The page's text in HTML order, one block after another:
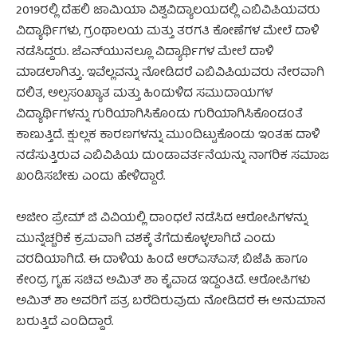
2019ರಲ್ಲಿ ದೆಹಲಿ ಜಾಮಿಯಾ ವಿಶ್ವವಿದ್ಯಾಲಯದಲ್ಲಿ ಎಬಿವಿಪಿಯವರು
ವಿದ್ಯಾರ್ಥಿಗಳು, ಗ್ರಂಥಾಲಯ ಮತ್ತು ತರಗತಿ ಕೋಣೆಗಳ ಮೇಲೆ ದಾಳಿ
ನಡೆಸಿದ್ದರು. ಜೆಎನ್‌ಯುನಲ್ಲೂ ವಿದ್ಯಾರ್ಥಿಗಳ ಮೇಲೆ ದಾಳಿ
ಮಾಡಲಾಗಿತ್ತು. ಇವೆಲ್ಲವನ್ನು ನೋಡಿದರೆ ಎಬಿವಿಪಿಯವರು ನೇರವಾಗಿ
ದಲಿತ, ಅಲ್ಪಸಂಖ್ಯಾತ ಮತ್ತು ಹಿಂದುಳಿದ ಸಮುದಾಯಗಳ
ವಿದ್ಯಾರ್ಥಿಗಳನ್ನು ಗುರಿಯಾಗಿಸಿಕೊಂಡು ಗುರಿಯಾಗಿಸಿಕೊಂಡಂತೆ
ಕಾಣುತ್ತಿದೆ. ಕ್ಷುಲ್ಲಕ ಕಾರಣಗಳನ್ನು ಮುಂದಿಟ್ಟುಕೊಂಡು ಇಂತಹ ದಾಳಿ
ನಡೆಸುತ್ತಿರುವ ಎಬಿವಿಪಿಯ ದುಂಡಾವರ್ತನೆಯನ್ನು ನಾಗರಿಕ ಸಮಾಜ
ಖಂಡಿಸಬೇಕು ಎಂದು ಹೇಳಿದ್ದಾರೆ.
ಅಜೀಂ ಪ್ರೇಮ್‌ ಜಿ ವಿವಿಯಲ್ಲಿ ದಾಂಧಲೆ ನಡೆಸಿದ ಆರೋಪಿಗಳನ್ನು
ಮುನ್ನೆಚ್ಚರಿಕೆ ಕ್ರಮವಾಗಿ ವಶಕ್ಕೆ ತೆಗೆದುಕೊಳ್ಳಲಾಗಿದೆ ಎಂದು
ವರದಿಯಾಗಿದೆ. ಈ ದಾಳಿಯ ಹಿಂದೆ ಆರ್‌ಎಸ್‌ಎಸ್‌, ಬಿಜೆಪಿ ಹಾಗೂ
ಕೇಂದ್ರ ಗೃಹ ಸಚಿವ ಅಮಿತ್ ಶಾ ಕೈವಾಡ ಇದ್ದಂತಿದೆ. ಆರೋಪಿಗಳು
ಅಮಿತ್ ಶಾ ಅವರಿಗೆ ಪತ್ರ ಬರೆದಿರುವುದು ನೋಡಿದರೆ ಈ ಅನುಮಾನ
ಬರುತ್ತಿದೆ ಎಂದಿದ್ದಾರೆ.